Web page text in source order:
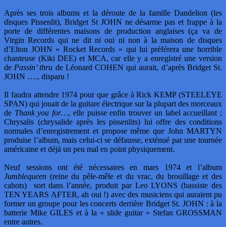
Après ses trois albums et la déroute de la famille Dandelion (les
disques Pissenlit), Bridget St JOHN ne désarme pas et frappe à la
porte de différentes maisons de production anglaises (ça va de
Virgin Records qui ne dit ni oui ni non à la maison de disques
d’Elton JOHN « Rocket Records » qui lui préférera une horrible
chanteuse (Kiki DEE) et MCA, car elle y a enregistré une version
de Passin’ thru de Léonard COHEN qui aurait, d’après Bridget St.
JOHN …., disparu !
Il faudra attendre 1974 pour que grâce à Rick KEMP (STEELEYE
SPAN) qui jouait de la guitare électrique sur la plupart des morceaux
de Thank you for…, elle puisse enfin trouver un label accueillant ;
Chrysalis (chrysalide après les pissenlits) lui offre des conditions
normales d’enregistrement et propose même que John MARTYN
produise l’album, mais celui-ci se défausse, exténué par une tournée
américaine et déjà un peu mal en point physiquement.
Neuf sessions ont été nécessaires en mars 1974 et l’album
Jumblequeen (reine du pêle-mêle et du vrac, du brouillage et des
cahots)
sort dans l’année, produit par Leo LYONS (bassiste des
TEN YEARS AFTER, ah oui !) avec des musiciens qui auraient pu
former un groupe pour les concerts derrière Bridget St. JOHN : à la
batterie Mike GILES et à la « slide guitar » Stefan GROSSMAN
entre autres.